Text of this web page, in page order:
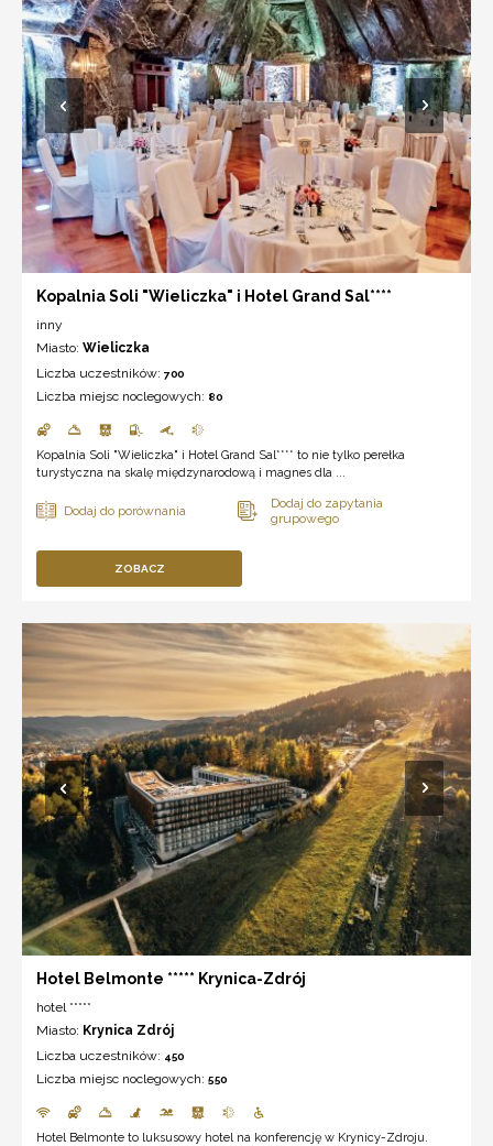
Kopalnia Soli "Wieliczka" i Hotel Grand Sal****
inny
Miasto: Wieliczka
Liczba uczestników: 700
Liczba miejsc noclegowych: 80
Kopalnia Soli "Wieliczka" i Hotel Grand Sal**** to nie tylko perełka
turystyczna na skalę międzynarodową i magnes dla ...
ZOBACZ
Hotel Belmonte ***** Krynica-Zdrój
hotel *****
Miasto: Krynica Zdrój
Liczba uczestników: 450
Liczba miejsc noclegowych: 550
Hotel Belmonte to luksusowy hotel na konferencję w Krynicy-Zdroju.